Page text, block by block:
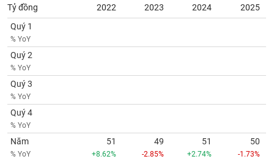
Tỷ đồng 2022 2023 2024
2025
Quý 1
% YoY
Quý 2
% YoY
Quý 3
% YoY
Quý 4
% YoY
Năm
% YoY
51
+8.62%
49
-2.85%
51
+2.74%
50
-1.73%
phân
tích
(-)
Thuật
ngữ
(-)
Dịch
vụ
(-)